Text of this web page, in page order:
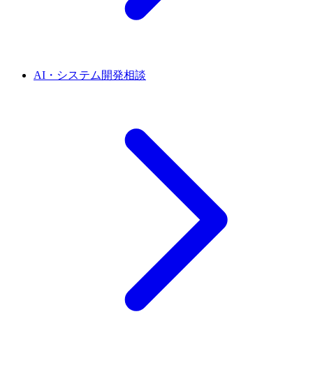
AI・システム開発相談